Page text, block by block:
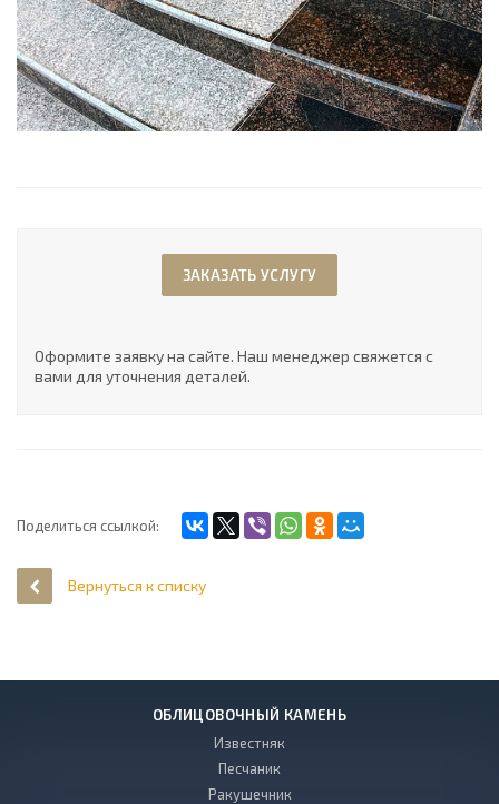
ЗАКАЗАТЬ УСЛУГУ
Оформите заявку на сайте. Наш менеджер свяжется с
вами для уточнения деталей.
Поделиться ссылкой:
Вернуться к списку
ОБЛИЦОВОЧНЫЙ КАМЕНЬ
Известняк
Песчаник
Ракушечник